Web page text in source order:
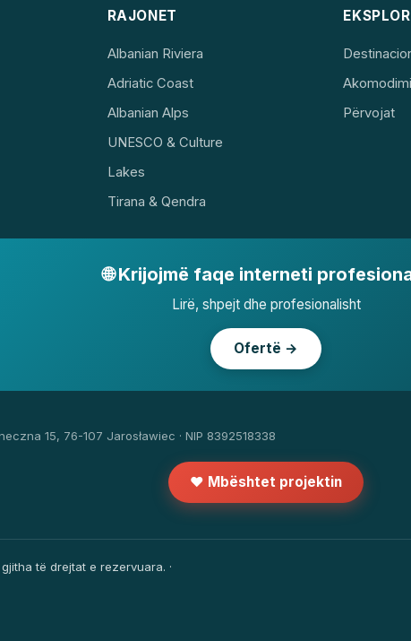
RAJONET
Albanian Riviera
Adriatic Coast
Albanian Alps
UNESCO & Culture
Lakes
Tirana & Qendra
Akomodimi
Përvojat
🌐 Krijojmë faqe interneti
Lirë, shpejt dhe profesionalisht
Ofertë →
15, 76-107 Jarosławiec · NIP 8392518338
❤️ Mbështet projektin
të drejtat e rezervuara. ·